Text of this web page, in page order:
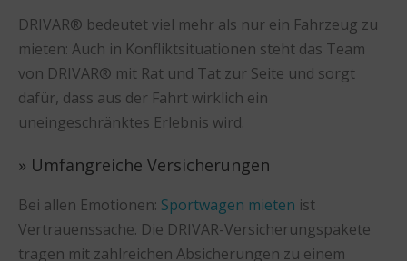
DRIVAR® bedeutet viel mehr als nur ein Fahrzeug zu
mieten: Auch in Konfliktsituationen steht das Team
von DRIVAR® mit Rat und Tat zur Seite und sorgt
dafür, dass aus der Fahrt wirklich ein
uneingeschränktes Erlebnis wird.
» Umfangreiche Versicherungen
Bei allen Emotionen: Sportwagen mieten ist
Vertrauenssache. Die DRIVAR-Versicherungspakete
tragen mit zahlreichen Absicherungen zu einem